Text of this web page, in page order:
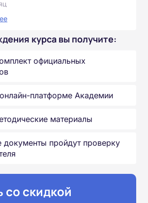
курса вы получите:
официальных
платформе Академии
материалы
документы пройдут проверку
со скидкой